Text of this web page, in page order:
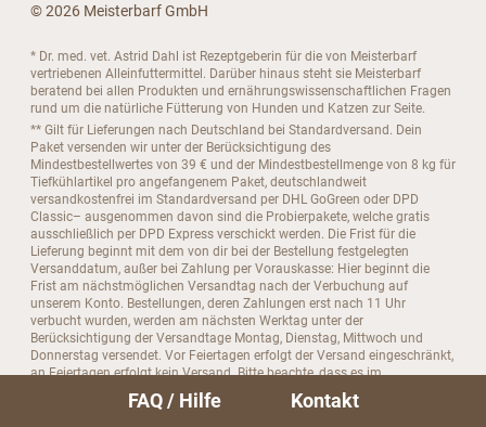
© 2026 Meisterbarf GmbH
* Dr. med. vet. Astrid Dahl ist Rezeptgeberin für die von Meisterbarf
vertriebenen Alleinfuttermittel. Darüber hinaus steht sie Meisterbarf
beratend bei allen Produkten und ernährungswissenschaftlichen Fragen
rund um die natürliche Fütterung von Hunden und Katzen zur Seite.
** Gilt für Lieferungen nach Deutschland bei Standardversand. Dein
Paket versenden wir unter der Berücksichtigung des
Mindestbestellwertes von 39 € und der Mindestbestellmenge von 8 kg für
Tiefkühlartikel pro angefangenem Paket, deutschlandweit
versandkostenfrei im Standardversand per DHL GoGreen oder DPD
Classic– ausgenommen davon sind die Probierpakete, welche gratis
ausschließlich per DPD Express verschickt werden. Die Frist für die
Lieferung beginnt mit dem von dir bei der Bestellung festgelegten
Versanddatum, außer bei Zahlung per Vorauskasse: Hier beginnt die
Frist am nächstmöglichen Versandtag nach der Verbuchung auf
unserem Konto. Bestellungen, deren Zahlungen erst nach 11 Uhr
verbucht wurden, werden am nächsten Werktag unter der
Berücksichtigung der Versandtage Montag, Dienstag, Mittwoch und
Donnerstag versendet. Vor Feiertagen erfolgt der Versand eingeschränkt,
an Feiertagen erfolgt kein Versand. Bitte beachte, dass es im
Standardversand grundsätzlich keine Laufzeitgarantie gibt.
*** Meisterbarf nutzt beim Standardversamd per DHL den Service
FAQ / Hilfe Kontakt